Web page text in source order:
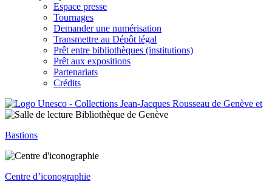
Espace presse
Tournages
Demander une numérisation
Transmettre au Dépôt légal
Prêt entre bibliothèques (institutions)
Prêt aux expositions
Partenariats
Crédits
Bastions
Centre d’iconographie